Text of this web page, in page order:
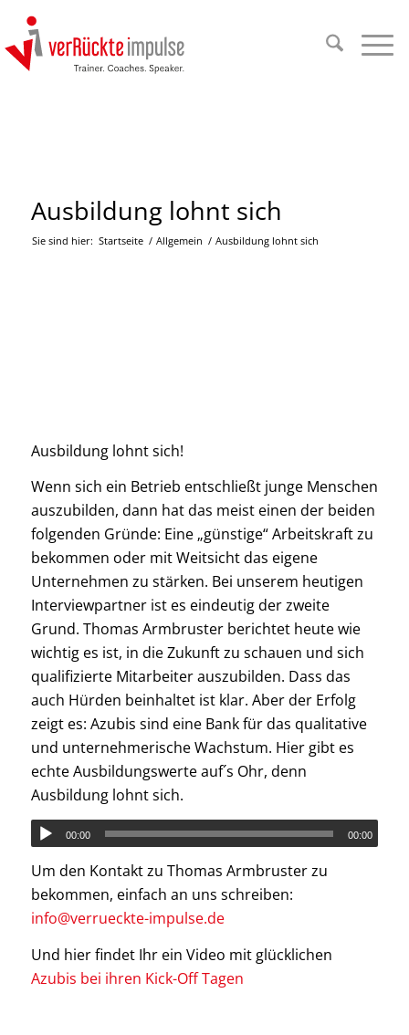
Ausbildung lohnt sich
Sie sind hier: Startseite / Allgemein / Ausbildung lohnt sich
Ausbildung lohnt sich!
Wenn sich ein Betrieb entschließt junge Menschen
auszubilden, dann hat das meist einen der beiden
folgenden Gründe: Eine „günstige“ Arbeitskraft zu
bekommen oder mit Weitsicht das eigene
Unternehmen zu stärken. Bei unserem heutigen
Interviewpartner ist es eindeutig der zweite
Grund. Thomas Armbruster berichtet heute wie
wichtig es ist, in die Zukunft zu schauen und sich
qualifizierte Mitarbeiter auszubilden. Dass das
auch Hürden beinhaltet ist klar. Aber der Erfolg
zeigt es: Azubis sind eine Bank für das qualitative
und unternehmerische Wachstum. Hier gibt es
echte Ausbildungswerte auf´s Ohr, denn
Ausbildung lohnt sich.
00:00 00:00
Um den Kontakt zu Thomas Armbruster zu
bekommen, einfach an uns schreiben:
info@verrueckte-impulse.de
Und hier findet Ihr ein Video mit glücklichen
Azubis bei ihren Kick-Off Tagen